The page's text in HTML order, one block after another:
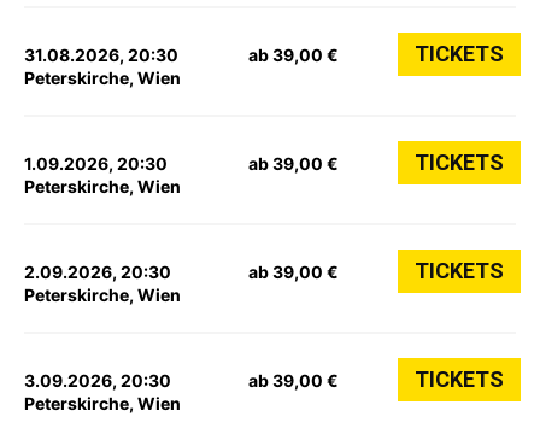
31.08.2026, 20:30
Peterskirche, Wien
ab 39,00 € TICKETS
1.09.2026, 20:30
Peterskirche, Wien
ab 39,00 € TICKETS
2.09.2026, 20:30
Peterskirche, Wien
ab 39,00 € TICKETS
3.09.2026, 20:30
Peterskirche, Wien
ab 39,00 € TICKETS